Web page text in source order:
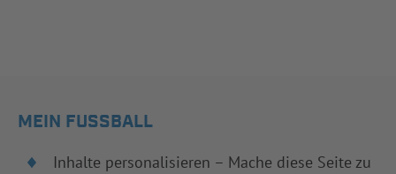
MEIN FUSSBALL
Inhalte personalisieren – Mache diese Seite zu